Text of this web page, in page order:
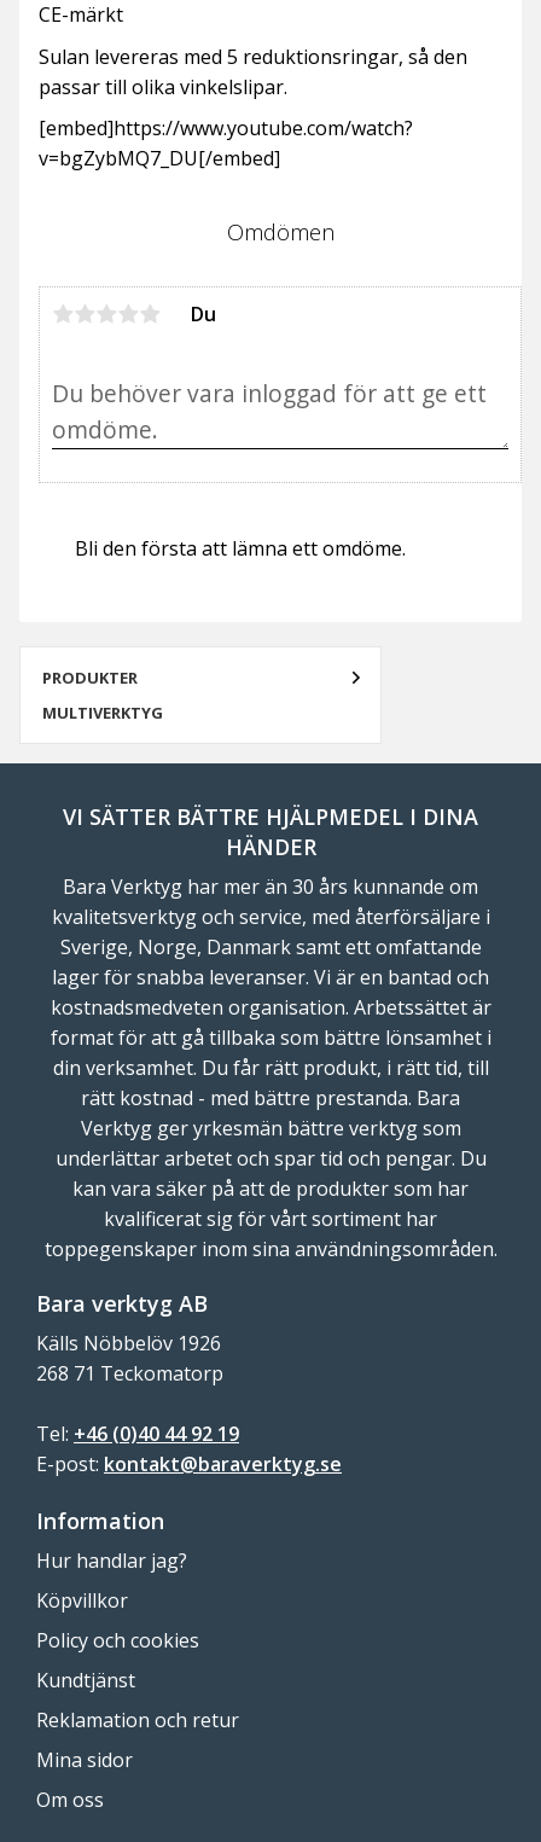
CE-märkt
Sulan levereras med 5 reduktionsringar, så den
passar till olika vinkelslipar.
[embed]https://www.youtube.com/watch?
v=bgZybMQ7_DU[/embed]
Omdömen
Du
Bli den första att lämna ett omdöme.
PRODUKTER
MULTIVERKTYG
VI SÄTTER BÄTTRE HJÄLPMEDEL I DINA
HÄNDER
Bara Verktyg har mer än 30 års kunnande om
kvalitetsverktyg och service, med återförsäljare i
Sverige, Norge, Danmark samt ett omfattande
lager för snabba leveranser. Vi är en bantad och
kostnadsmedveten organisation. Arbetssättet är
format för att gå tillbaka som bättre lönsamhet i
din verksamhet. Du får rätt produkt, i rätt tid, till
rätt kostnad - med bättre prestanda. Bara
Verktyg ger yrkesmän bättre verktyg som
underlättar arbetet och spar tid och pengar. Du
kan vara säker på att de produkter som har
kvalificerat sig för vårt sortiment har
toppegenskaper inom sina användningsområden.
Bara verktyg AB
Källs Nöbbelöv 1926
268 71 Teckomatorp
Tel: +46 (0)40 44 92 19
E-post: kontakt@baraverktyg.se
Information
Hur handlar jag?
Köpvillkor
Policy och cookies
Kundtjänst
Reklamation och retur
Mina sidor
Om oss